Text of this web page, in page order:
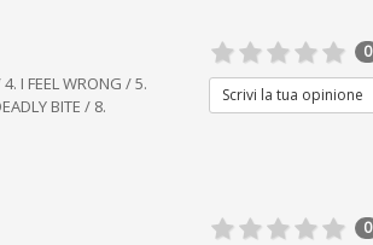
I FEEL WRONG / 5.
BITE / 8.
0
Scrivi la tua opinione
0